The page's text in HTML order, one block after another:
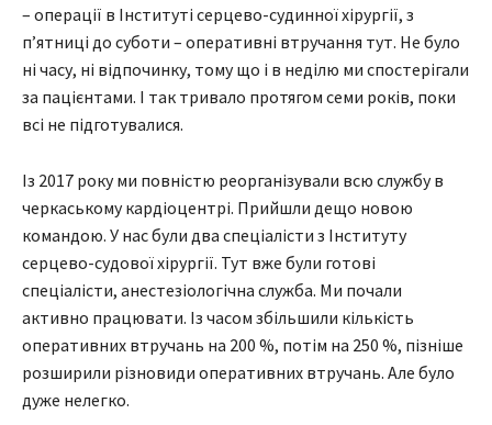
– операції в Інституті серцево-судинної хірургії, з
п’ятниці до суботи – оперативні втручання тут. Не було
ні часу, ні відпочинку, тому що і в неділю ми спостерігали
за пацієнтами. І так тривало протягом семи років, поки
всі не підготувалися.
Із 2017 року ми повністю реорганізували всю службу в
черкаському кардіоцентрі. Прийшли дещо новою
командою. У нас були два спеціалісти з Інституту
серцево-судової хірургії. Тут вже були готові
спеціалісти, анестезіологічна служба. Ми почали
активно працювати. Із часом збільшили кількість
оперативних втручань на 200 %, потім на 250 %, пізніше
розширили різновиди оперативних втручань. Але було
дуже нелегко.